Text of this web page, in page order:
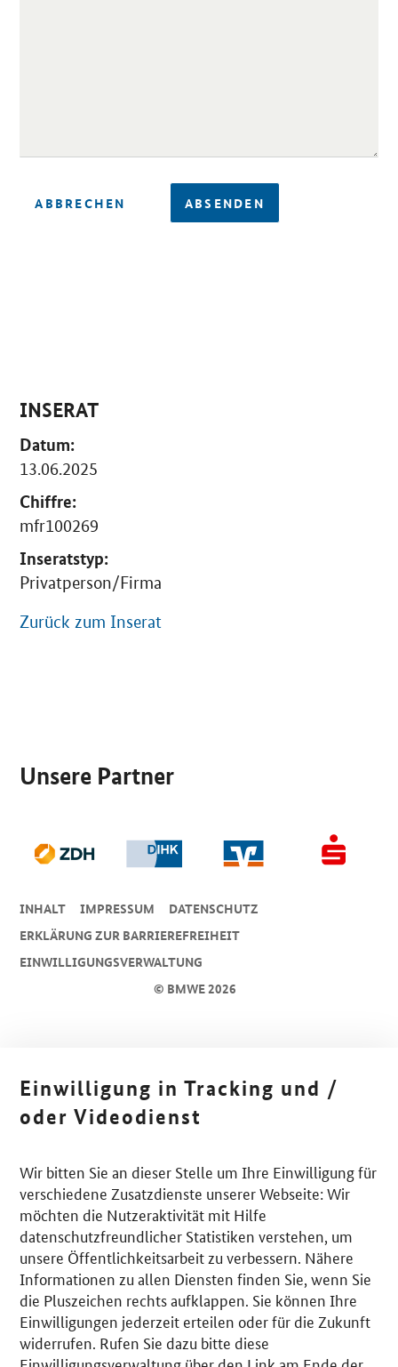
ABBRECHEN ABSENDEN
INSERAT
Datum:
13.06.2025
Chiffre:
mfr100269
Inseratstyp:
Privatperson/Firma
Zurück zum Inserat
Unsere Partner
© BMWE 2026
INHALT IMPRESSUM
DA­TEN­SCHUTZ
ERKLÄRUNG ZUR BARRIEREFREIHEIT
EINWILLIGUNGSVERWALTUNG
Einwilligung in Tracking und /
oder Videodienst
Wir bitten Sie an dieser Stelle um Ihre Einwilligung für
verschiedene Zusatzdienste unserer Webseite: Wir
möchten die Nutzeraktivität mit Hilfe
datenschutzfreundlicher Statistiken verstehen, um
unsere Öffentlichkeitsarbeit zu verbessern. Nähere
Informationen zu allen Diensten finden Sie, wenn Sie
die Pluszeichen rechts aufklappen. Sie können Ihre
Einwilligungen jederzeit erteilen oder für die Zukunft
widerrufen. Rufen Sie dazu bitte diese